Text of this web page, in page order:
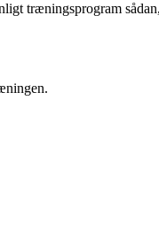
træningsprogram